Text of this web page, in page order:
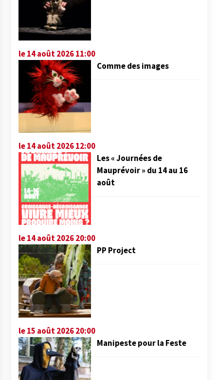
le 14 août 2026 11:00
Comme des images
le 14 août 2026 12:00
Les « Journées de
Mauprévoir » du 14 au 16
août
le 14 août 2026 20:00
PP Project
le 15 août 2026 20:00
Manipeste pour la Feste